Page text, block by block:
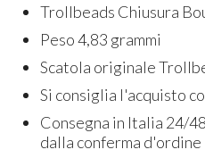
Trollbeads Chiusura
Peso 4,83 grammi
Scatola originale
Si consiglia l'acquisto
Consegna in Italia 24/
dalla conferma d'ordine